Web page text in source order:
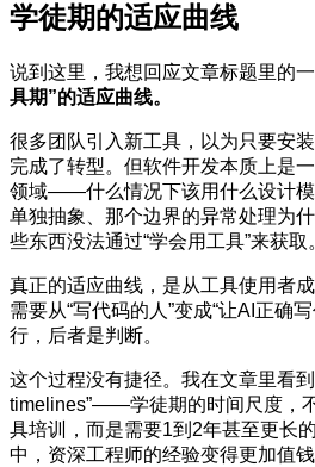
学徒期的适应曲线
说到这里，我想回应文章标题里的一
具期”的适应曲线。
很多团队引入新工具，以为只要安
完成了转型。但软件开发本质上是
领域——什么情况下该用什么设计
单独抽象、那个边界的异常处理为
些东西没法通过“学会用工具”来获取
真正的适应曲线，是从工具使用者
需要从“写代码的人”变成“让AI正确
行，后者是判断。
这个过程没有捷径。我在文章里看
timelines”——学徒期的时间尺度，
具培训，而是需要1到2年甚至更长
中，资深工程师的经验变得更加值